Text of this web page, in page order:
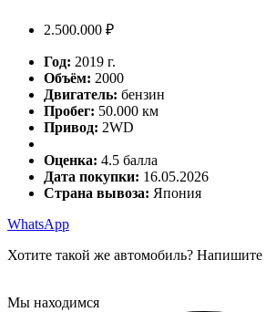
2.500.000 ₽
Год: 2019 г.
Объём: 2000
Двигатель: бензин
Пробег: 50.000 км
Привод: 2WD
Оценка: 4.5 балла
Дата покупки: 16.05.2026
Страна вывоза: Япония
WhatsApp
Хотите такой же автомобиль?
Мы находимся